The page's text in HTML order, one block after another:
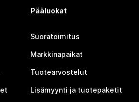
Pääluokat
Suoratoimitus
Markkinapaikat
Tuotearvostelut
Lisämyynti ja tuotepaketit